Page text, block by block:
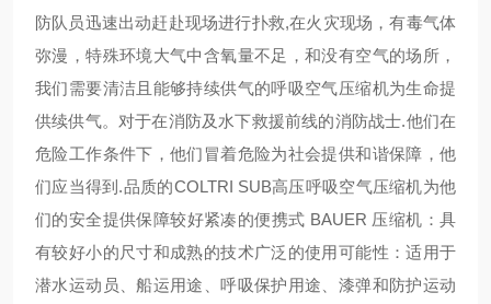
防队员迅速出动赶赴现场进行扑救,在火灾现场，有毒气体
弥漫，特殊环境大气中含氧量不足，和没有空气的场所，
我们需要清洁且能够持续供气的呼吸空气压缩机为生命提
供续供气。对于在消防及水下救援前线的消防战士.他们在
危险工作条件下，他们冒着危险为社会提供和谐保障，他
们应当得到.品质的COLTRI SUB高压呼吸空气压缩机为他
们的安全提供保障较好紧凑的便携式 BAUER 压缩机：具
有较好小的尺寸和成熟的技术广泛的使用可能性：适用于
潜水运动员、船运用途、呼吸保护用途、漆弹和防护运动